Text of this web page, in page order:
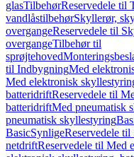
glasTilbehørReservedele til
vandlåstilbehørSkyllerør,
overgangeReservedele til
overgangeTilbehør til
sprøjtehoved
til IndbygningMed
Med elektronisk
batteridriftReservedele til
batteridriftMed pneumatisk
pneumatisk skyllestyring
BasicSynligeReservedele til
netdriftReservedele til Med